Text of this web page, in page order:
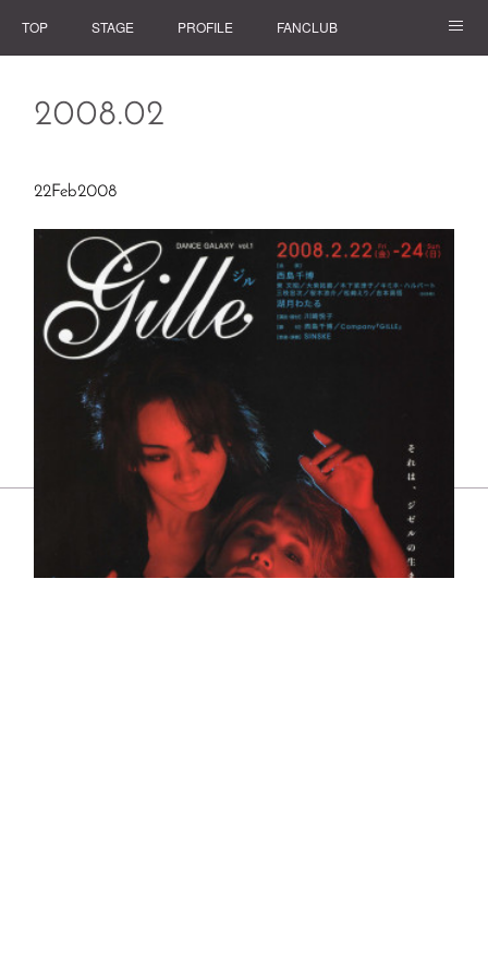
TOP STAGE PROFILE FANCLUB
2008.02
22Feb2008
©2026 WATARU KOZUKI OFFICIAL FAN CLUB ACROSS. All Rights
Reserved．